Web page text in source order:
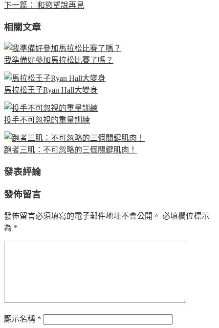
下一篇：
和慾望說再見
相關文章
我準備好參加馬拉松比賽了嗎？
馬拉松王子Ryan Hall大變身
投手不可忽視的重量訓練
跑者三肌：不可忽略的三個關鍵肌肉！
發表評論
發佈留言
發佈留言必須填寫的電子郵件地址不會公開。 必填欄位標示
為 *
顯示名稱 *